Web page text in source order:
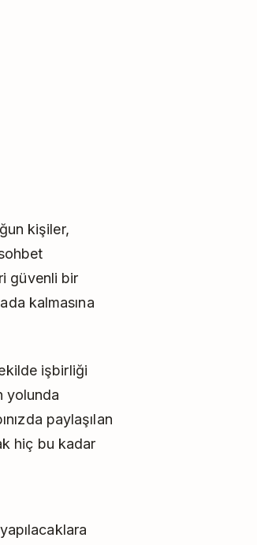
kişiler,
güvenli bir
kalmasına
işbirliği
yolunda
paylaşılan
hiç bu kadar